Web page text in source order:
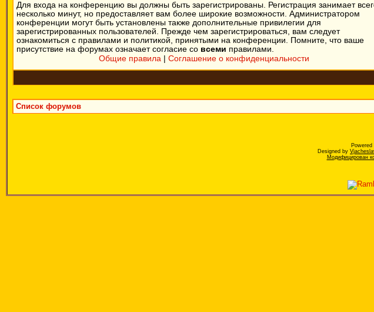
Для входа на конференцию вы должны быть зарегистрированы. Регистрация занимает
несколько минут, но предоставляет вам более широкие возможности. Администратором
конференции могут быть установлены также дополнительные привилегии для
зарегистрированных пользователей. Прежде чем зарегистрироваться, вам следует
ознакомиться с правилами и политикой, принятыми на конференции. Помните, что ваше
присутствие на форумах означает согласие со всеми правилами.
Общие правила
Соглашение о конфиденциальности
Список форумов
Powered
Designed by
Модифицирован